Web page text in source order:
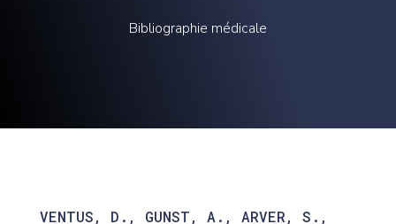
Bibliographie médicale
VENTUS, D., GUNST, A., ARVER, S.,